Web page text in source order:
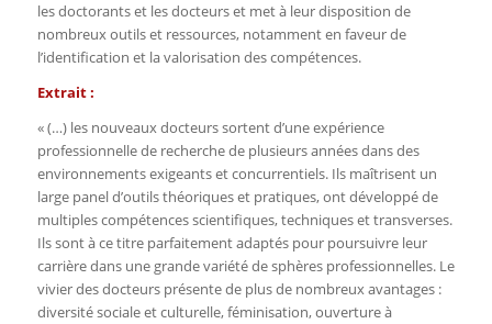
les doctorants et les docteurs et met à leur disposition de
nombreux outils et ressources, notamment en faveur de
l’identification et la valorisation des compétences.
Extrait :
« (…) les nouveaux docteurs sortent d’une expérience
professionnelle de recherche de plusieurs années dans des
environnements exigeants et concurrentiels. Ils maîtrisent un
large panel d’outils théoriques et pratiques, ont développé de
multiples compétences scientifiques, techniques et transverses.
Ils sont à ce titre parfaitement adaptés pour poursuivre leur
carrière dans une grande variété de sphères professionnelles. Le
vivier des docteurs présente de plus de nombreux avantages :
diversité sociale et culturelle, féminisation, ouverture à